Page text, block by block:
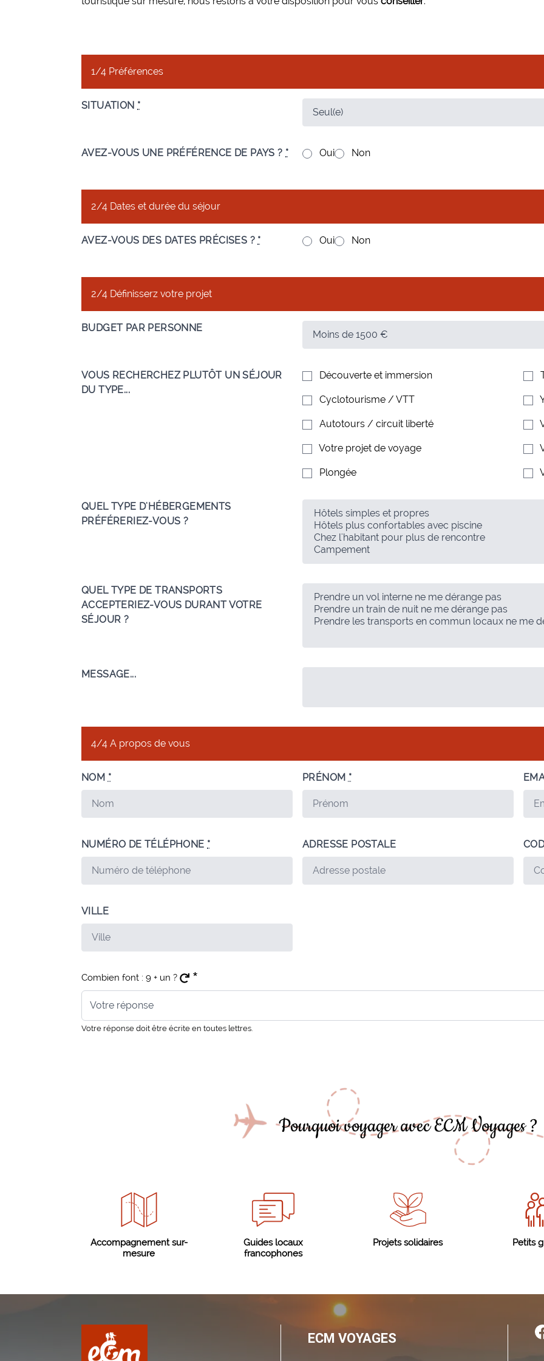
1/4 Préférences
SITUATION *
AVEZ-VOUS UNE PRÉFÉRENCE DE PAYS ? * Oui Non
2/4 Dates et durée du séjour
AVEZ-VOUS DES DATES PRÉCISES ? * Oui Non
2/4 Définisserz votre projet
BUDGET PAR PERSONNE
VOUS RECHERCHEZ PLUTÔT UN SÉJOUR
DU TYPE...
Découverte et immersion
Cyclotourisme / VTT
Autotours / circuit liberté
Votre projet de voyage
Plongée
QUEL TYPE D'HÉBERGEMENTS
PRÉFÉRERIEZ-VOUS ?
QUEL TYPE DE TRANSPORTS
ACCEPTERIEZ-VOUS DURANT VOTRE
SÉJOUR ?
MESSAGE...
4/4 A propos de vous
NOM * PRÉNOM *
NUMÉRO DE TÉLÉPHONE * ADRESSE POSTALE
VILLE
Combien font : 9 + un ? *
Votre réponse doit être écrite en toutes lettres.
Pourquoi voyager avec ECM Voyages ?
Accompagnement sur-
mesure
Guides locaux
francophones
Projets solidaires Petits
ECM VOYAGES